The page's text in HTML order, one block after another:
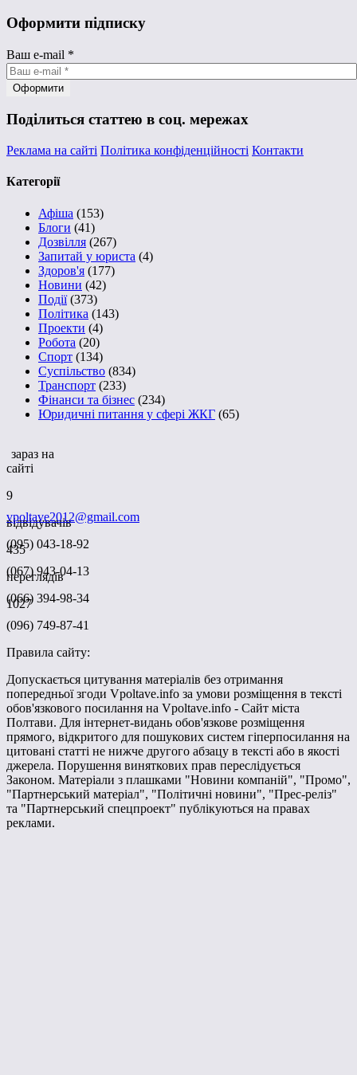
Оформити підписку
Ваш e-mail *
Поділиться статтею в соц. мережах
Реклама на сайті Політика конфіденційності Контакти
Категорії
Афіша (153)
Блоги (41)
Дозвілля (267)
Запитай у юриста (4)
Здоров'я (177)
Новини (42)
Події(373)
Політика (143)
Проекти (4)
Робота (20)
Спорт (134)
Суспільство (834)
Транспорт (233)
Фінанси та бізнес (234)
Юридичні питання у сфері ЖКГ (65)
зараз на
сайті
9
відвідувачів
435
переглядів
1027
vpoltave2012@gmail.com
(095) 043-18-92
(067) 943-04-13
(066) 394-98-34
(096) 749-87-41
Правила сайту:
Допускається цитування матеріалів без отримання
попередньої згоди Vpoltave.info за умови розміщення в тексті
обов'язкового посилання на Vpoltave.info - Сайт міста
Полтави. Для інтернет-видань обов'язкове розміщення
прямого, відкритого для пошукових систем гіперпосилання на
цитовані статті не нижче другого абзацу в тексті або в якості
джерела. Порушення виняткових прав переслідується
Законом. Матеріали з плашками "Новини компаній", "Промо",
"Партнерський матеріал", "Політичні новини", "Прес-реліз"
та "Партнерський спецпроект" публікуються на правах
реклами.